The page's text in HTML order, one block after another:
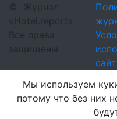
©
Журнал
«Hotel.report»
Все права
защищены
Мы используем
потому что без них